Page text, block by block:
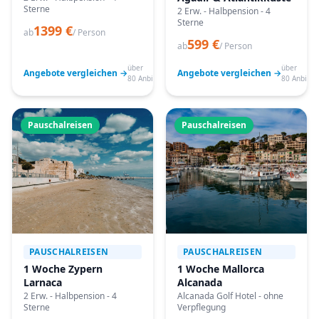
Sterne
ab1399 €/ Person
Angebote vergleichen →über
80 Anbieter
2 Erw. - Halbpension - 4
Sterne
ab599 €/ Person
Angebote vergleichen →über
80
Pauschalreisen
PAUSCHALREISEN
1 Woche Zypern
Larnaca
2 Erw. - Halbpension - 4
Sterne
Pauschalreisen
PAUSCHALREISEN
1 Woche Mallorca
Alcanada
Alcanada Golf Hotel - ohne
Verpflegung